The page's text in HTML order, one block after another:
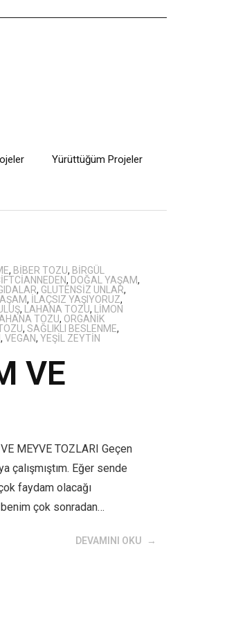
Yürüttüğüm Projeler
, BIBER TOZU, BIRGÜL
, DOĞAL YAŞAM,
, GLUTENSIZ UNLAR,
, ILAÇSIZ YAŞIYORUZ,
, LAHANA TOZU,
LIMON
TOZU, ORGANIK
, SAĞLIKLI BESLENME,
, VEGAN, YEŞIL ZEYTIN
VE
MEYVE TOZLARI Geçen
çalışmıştım. Eğer sende
faydam olacağı
çok sonradan…
DEVAMINI OKU